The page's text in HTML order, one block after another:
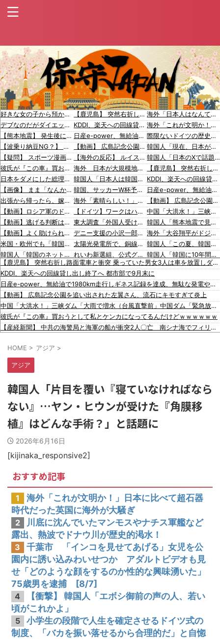
好きな女の子から預かったHDDの中から、とんでもないモノを発見してしまった
デブなのだがダイエットの極意を教えてほしい
【熊本地震】 発生後に居酒屋店内から温泉が吹き出す ← これ前触れじゃね？
【波乗り納豆NG？】 余計なもん食わないで納豆食っときゃ間違いないことが判明した
【疑問】 スポーツ漫画で退部する奴が「俺たちは楽しくやりたかったんだよ」って言い出す理由ｗｗｗｗｗ
彼氏が『この車』買おうとして私とケンカになってるんだけどｗｗｗｗｗｗ
日本をダメにした総理大臣、ワースト１位が同点でこの人ｗｗｗｗｗｗ
【画像】 まま「なんかプール入ってたら学生にめっちゃ見られたw」
出張から帰ったら、嫁の顔が青ざめていた。俺「一体何があったんだ？」嫁「…」→子供たちに話を聞くと…
【動画】ロシア軍のドローンをネット発射装置で撃墜するウクライナ。
【動画】逃げる判断はやっ！埼玉でスマホ運転のプリウスに当て逃げされる車載。
【動画】よく助けられたな。岐阜の川で外国人が溺れてしまう事故。
米国・欧州でも「韓国旅行」ブーム [8/7] [昆虫図鑑★]
韓国人「韓国のネットフリックスで初めて１位になった日本のコンテンツについて」「今シーズンは女性が可愛い」
韓国政府「3年前に石炭火発のアンモニア混焼で協力するっていったけどあれ取りやめな。政権変わったし」……韓国とまともな協力ができない理由、これなんですよね
入国拒否の半数が日本人!? 「オーストラリアで日本人女性が売春」
【移民政策反対】イオンの売り場で唐揚げを食う中国人の子供
【炎上】藤沢市「モスク建設と土葬も許可します」→3万人の反対署名も却下
【知ってた？】カナダ発ウェアブランド、lululemonが日本でオープン→店名は日本差別からできた？
イスラム指導者が授業!? 憲法違反だと批判〇到【さくらの解説】
91歳女性の遺体を遺棄したベトナム国籍の男が逮捕されました #移民 #外国人
【鹿児島】 突然右折し路面電車と衝突 乗っていた男女3人は車を放置しダッシュで逃走中
KDDI、楽天への回線貸し出し終了へ 都市部で9月末に
日産e-power、無給油で1980km走行しギネス記録を達成、無駄な発電や送電ロスなくEVよりエコを証明
【動画】 広島記念公園を追い出された左翼さん、流石にキモすぎて炎上
【海外の反応】 ルイス・アラエスがホーム生還時に珍判断【MLB】
海外 日本が大規模地震での被害を最小限に抑えられた理由
韓国人「日本人は韓国が大好きなはずなのに、実は東南アジアの人たちと同列に見ているというのは本当なのですか？」
韓国、サッカーW杯予選で審判を性●接待して買収していたことが判明！ 日本も巻き込まれることに
海外「素晴らしい！」日本が買収したUSスチール驚異の大復活に米国人が大喜び
【ドイツ】ワークはハードだよ【ポーランドボール】
東大調査「外国人受け入れ反対」大幅増（20.7pt増）、若い世代で増加幅大
デニー支援の小沢一郎氏（一般人）、辺野古沖事故について「玉城デニー知事の責任ではないが、不幸な出来事を悪宣伝に利用する人がいる」
太陽光発電所で、銅線およそ2.2トン（時価およそ330万円相当）盗んだなど、ベトナム国籍（無職）２人逮捕、盗まれた銅線の半分はすでに売却 富山で「金属盗対策法違反（去年9月施行）」による検挙は初
れいわ新選組、公式グッズ半額セールｗｗｗｗ
小沢一郎氏、玉城デニー知事を全力応援表明 「このままでは勝てない」中道の態度を批判 玉城氏「小沢氏は政治の師匠」※中道は支援表明せず
韓国人「海外が想像する韓国人キャラクターのイメージがこちら・・・」
「猫が車を凝視してると思ったら、自分に見とれていた…」（動画）
16歳の清水空跳が100m10秒00を記録して桐生祥秀の高校記録を更新、海外陸上競技ファンも大衝撃（海外の反応）
海外「日本人はなんて気高いんだ！」 英高級紙も驚愕した極限の中の日本人の姿に世界が衝撃
海外「これが文明か！」日本に比べて超石器時代だった英国に海外が大騒ぎ
際限ないドイツの歴史謝罪、80年前のホロコースト被害者に賠償…「日本はドイツを見習え」
韓国人「現在、日本が密かに韓国からパクっているものがこちら…」→「これは言い訳できないｗｗ」＝韓国の反応
韓国人「日本のXで話題になったエアコンの臭いを消す方法をご覧ください」→「これマジ？」
【鹿児島】 突然右折し路面電車と衝突 乗っていた男女3人は車を放置しダッシュで逃走中
KDDI、楽天への回線貸し出し終了へ 都市部で9月末に
日産e-power、無給油で1980km走行しギネス記録を達成、無駄な発電や送電ロスなくEVよりエコを証明
【動画】 広島記念公園を追い出された左翼さん、流石にキモすぎて炎上
中国「大洪水！」三峡ダム「大雨で増水（台風直撃前」中国ダム「緊急放流！」中国鉄道「列車が走行中に流される」中国避難所「支援物資は有料です」謎の勢力「え」→
韓国人「熊本地震で見る日本の土木技術の完全勝利をご覧ください」→「これはすごいわ」「こういうのを見ると日本人は何か適当に作る感じがしない・・・」「あれがまさに経験値である」
海外「大谷翔平がドジャースでfWAR25.0到達！歴史的ペースに海外騒然…」
韓国人「この夏、韓国人が東京へ行くしかない理由がこちら…」→「快適そうでめちゃくちゃ羨ましい…（ﾌﾞﾙﾌﾞﾙ」＝韓国の反応
韓国人「韓国に10年間の出場権剥奪や過去ワールドカップ、オリンピック予選の記録削除を要求するFIFA公式制裁を海外メディアが報道！」
韓国人「韓国人の日本への好感度が最高記録を達成した理由」
海外「大谷翔平が1試合2発！完全に人間離れしているんだが…」
韓国人「日本の女子高生のセーラー服と外国人観光客の関係性」
韓国人「広告塔としても活躍…」大谷翔平が『日立建機』ブランドアンバサダーに就任、来年4月に社名変更で国内外へ発信へ
【鹿児島】 突然右折し路面電車と衝突 乗っていた男女3人は車を放置しダッシュで逃走中
KDDI、楽天への回線貸し出し終了へ 都市部で9月末に
日産e-power、無給油で1980km走行しギネス記録を達成、無駄な発電や送電ロスなくEVよりエコを証明
【動画】 広島記念公園を追い出された左翼さん、流石にキモすぎて炎上
中国「大洪水！」三峡ダム「大雨で増水（台風直撃前」中国ダム「緊急放流！」中国鉄道「列車が走行中に流される」中国避難所「支援物資は有料です」謎の勢力「え」→
彼氏が『この車』買おうとして私とケンカになってるんだけどｗｗｗｗｗｗ
【産経新聞】 中共の海警局と海軍の船が衝突2人〇亡 南シナ海でフィリピン船を追跡中、公表までに1年
日本をダメにした総理大臣、ワースト１位が同点でこの人ｗｗｗｗｗｗ
【画像】 まま「なんかプール入ってたら学生にめっちゃ見られたw」
HOME > アジア >
アジア
韓国人「片目を覆い『寝ていなければなら
ない』…ヤン・ヒウンが受けた『角膜移
植』はどんな手術？」と話題に
2026年6月16日
[kijinaka_responsive2]
おすすめ記事
1
海外「これが文明か！」日本に比べて超石器
時代だった英国に海外が大騒ぎ
2
川底に沈んでいたマンモスやナチス軍艦など
露出、熱波でドナウ川が歴史的渇水！
3
千葉市 「インコを見せてあげる」女児を公
園内に誘い込みわいせつか アダルトビデオも見
せ「どのような顔をするのか性的な興味湧いた」
75歳男を逮捕 [8/7]
4
【衝撃】 韓国人「エボシ御前の声の人、若い
頃がこれかよ」
5
小学生の段階で人生を確定させるドイツ式の
制度、「バカを振い落せるから合理的だ」と自惚